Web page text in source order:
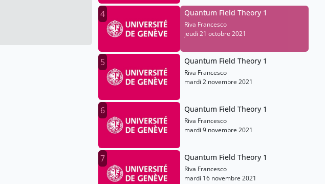
4 Quantum Field Theory 1
Riva Francesco
jeudi 21 octobre 2021
5 Quantum Field Theory 1
Riva Francesco
mardi 2 novembre 2021
6 Quantum Field Theory 1
Riva Francesco
mardi 9 novembre 2021
7 Quantum Field Theory 1
Riva Francesco
mardi 16 novembre 2021